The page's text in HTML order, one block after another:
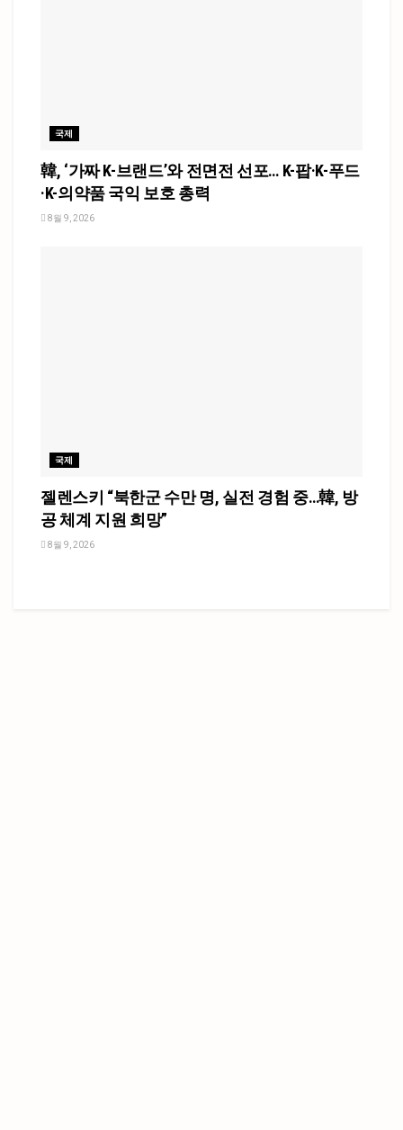
국제
韓, ‘가짜 K-브랜드’와 전면전 선포… K-팝·K-푸드
·K-의약품 국익 보호 총력
8월 9, 2026
국제
젤렌스키 “북한군 수만 명, 실전 경험 중…韓, 방
공 체계 지원 희망”
8월 9, 2026